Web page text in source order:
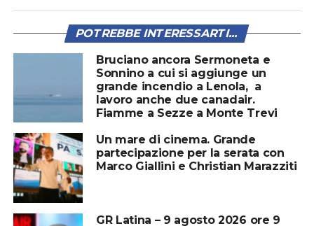
POTREBBE INTERESSARTI...
Bruciano ancora Sermoneta e
Sonnino a cui si aggiunge un
grande incendio a Lenola, a
lavoro anche due canadair.
Fiamme a Sezze a Monte Trevi
Un mare di cinema. Grande
partecipazione per la serata con
Marco Giallini e Christian Marazziti
GR Latina – 9 agosto 2026 ore 9